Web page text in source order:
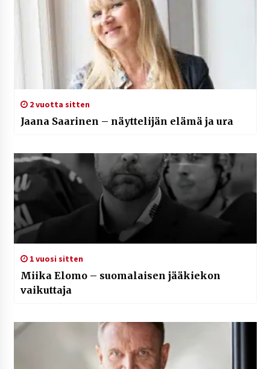
2 vuotta sitten
Jaana Saarinen – näyttelijän elämä ja ura
1 vuosi sitten
Miika Elomo – suomalaisen jääkiekon
vaikuttaja